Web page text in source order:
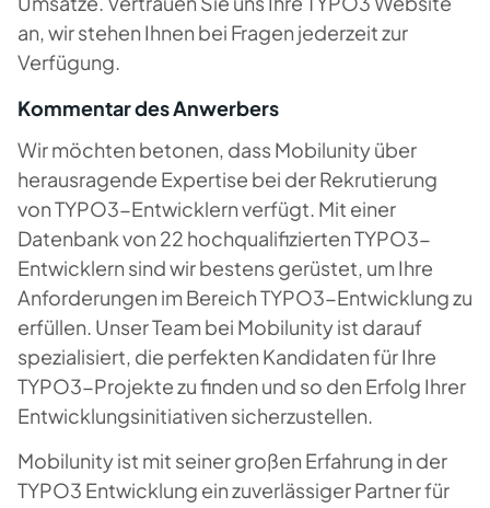
an, wir stehen Ihnen bei Fragen jederzeit zur
Verfügung.
Kommentar des Anwerbers
Wir möchten betonen, dass Mobilunity über
herausragende Expertise bei der Rekrutierung
von TYPO3-Entwicklern verfügt. Mit einer
Datenbank von 22 hochqualifizierten TYPO3-
Entwicklern sind wir bestens gerüstet, um Ihre
Anforderungen im Bereich TYPO3-Entwicklung zu
erfüllen. Unser Team bei Mobilunity ist darauf
spezialisiert, die perfekten Kandidaten für Ihre
TYPO3-Projekte zu finden und so den Erfolg Ihrer
Entwicklungsinitiativen sicherzustellen.
Mobilunity ist mit seiner großen Erfahrung in der
TYPO3 Entwicklung ein zuverlässiger Partner für